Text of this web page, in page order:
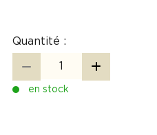
Quantité :
en stock